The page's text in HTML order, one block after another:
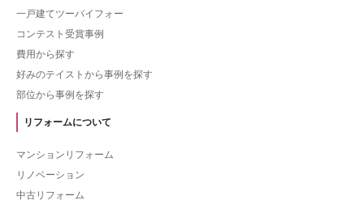
一戸建てツーバイフォー
コンテスト受賞事例
費用から探す
好みのテイストから事例を探す
部位から事例を探す
リフォームについて
マンションリフォーム
リノベーション
中古リフォーム